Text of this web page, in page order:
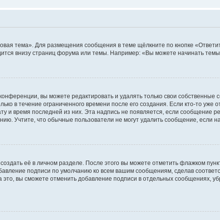
тема». Для размещения сообщения в теме щёлкните по кнопке
внизу страниц форума или темы. Например: «Вы можете начинать
вы можете редактировать и удалять только свои
в течение ограниченного времени после его создания. Если кто-то
и время последней из них. Эта надпись не появляется, если сообщение
Учтите, что обычные пользователи не могут удалить сообщение, если
её в личном разделе. После этого вы можете отметить флажком
подписи по умолчанию ко всем вашим сообщениям, сделав
вы сможете отменить добавление подписи в отдельных сообщениях,